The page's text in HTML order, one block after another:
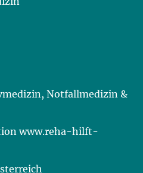
Notfallmedizin &
www.reha-hilft-